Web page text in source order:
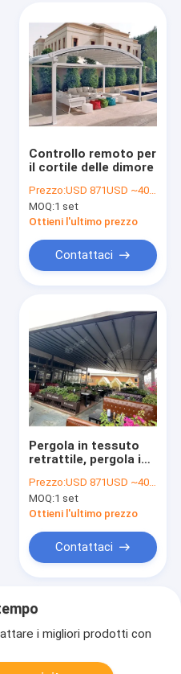
Controllo remoto per
il cortile delle dimore
Prezzo:USD 871USD ~4000USD or more based on the sizes
MOQ:1 set
Ottieni l'ultimo prezzo
Contattaci
Pergola in tessuto
retrattile, pergola in
lati retrattili.
Prezzo:USD 871USD ~4000USD or more based on the sizes
MOQ:1 set
Ottieni l'ultimo prezzo
Contattaci
i migliori prodotti con